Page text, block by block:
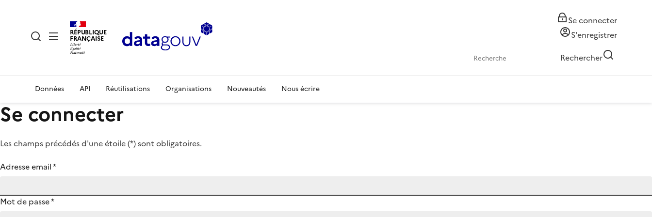
RÉPUBLIQUE
FRANÇAISE
Se connecter
S'enregistrer
Rechercher
Données API Réutilisations Organisations Nouveautés Nous écrire
Se connecter
Les champs précédés d'une étoile (*) sont obligatoires.
Adresse email*
Mot de passe*